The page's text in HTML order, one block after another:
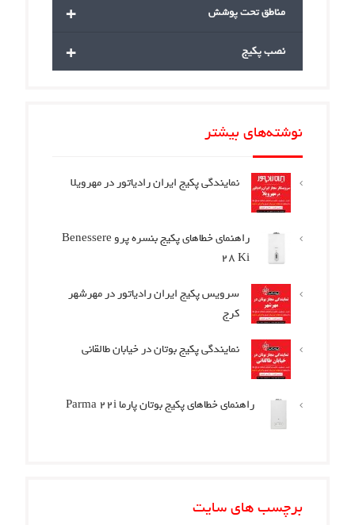
+ مناطق تحت پوشش
+ نصب پکیج
نوشته‌های بیشتر
نمایندگی پکیج ایران رادیاتور در مهرویلا
راهنمای خطاهای پکیج بنسره پرو Benessere
28 Ki
سرویس پکیج ایران رادیاتور در مهرشهر
کرج
نمایندگی پکیج بوتان در خیابان طالقانی
راهنمای خطاهای پکیج بوتان پارما Parma 22i
برچسب های سایت